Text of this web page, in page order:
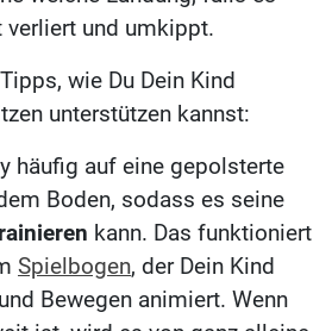
verliert und umkippt.
wie Du Dein Kind
unterstützen kannst:
häufig auf eine gepolsterte
Boden, sodass es seine
kann. Das funktioniert
Spielbogen, der Dein Kind
Bewegen animiert. Wenn